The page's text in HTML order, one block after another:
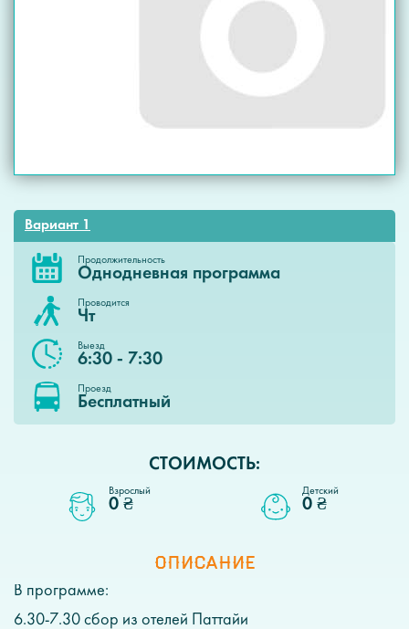
Вариант 1
Продолжительность
Однодневная программа
Проводится
Чт
Выезд
6:30 - 7:30
Проезд
Бесплатный
СТОИМОСТЬ:
Взрослый
0 ₴
Детский
0 ₴
ОПИСАНИЕ
В программе:
6.30-7.30 сбор из отелей Паттайи